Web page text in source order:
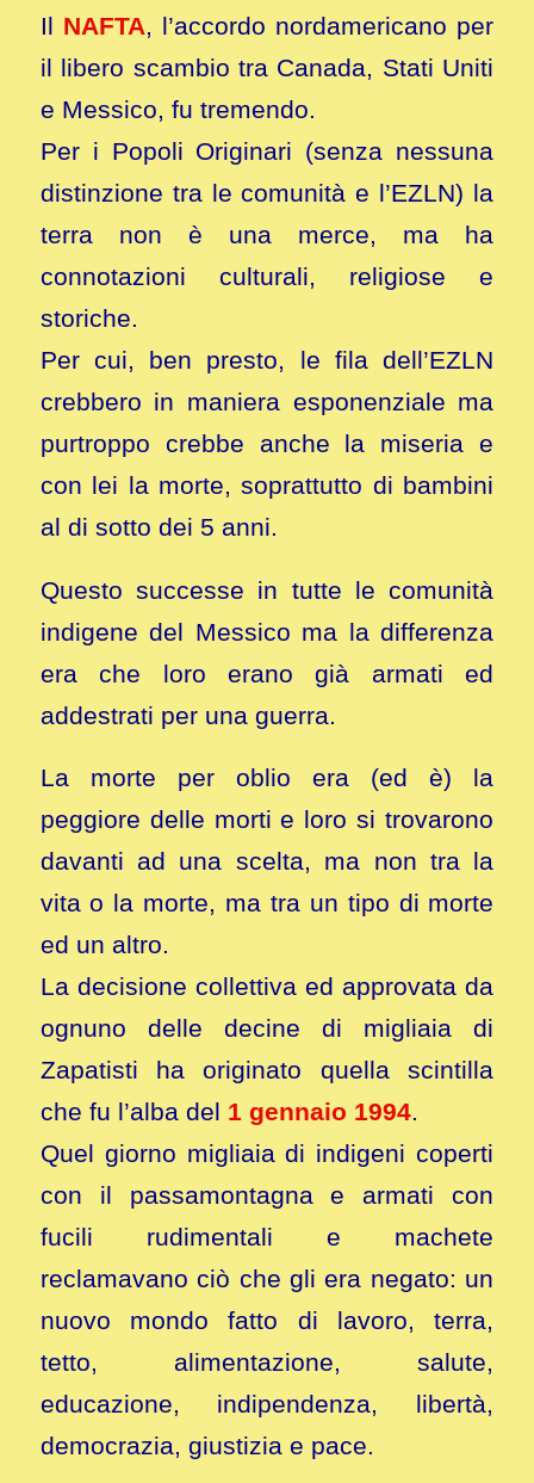
Il NAFTA, l’accordo nordamericano per
il libero scambio tra Canada, Stati Uniti
e Messico, fu tremendo.
Per i Popoli Originari (senza nessuna
distinzione tra le comunità e l’EZLN) la
terra non è una merce, ma ha
connotazioni culturali, religiose e
storiche.
Per cui, ben presto, le fila dell’EZLN
crebbero in maniera esponenziale ma
purtroppo crebbe anche la miseria e
con lei la morte, soprattutto di bambini
al di sotto dei 5 anni.
Questo successe in tutte le comunità
indigene del Messico ma la differenza
era che loro erano già armati ed
addestrati per una guerra.
La morte per oblio era (ed è) la
peggiore delle morti e loro si trovarono
davanti ad una scelta, ma non tra la
vita o la morte, ma tra un tipo di morte
ed un altro.
La decisione collettiva ed approvata da
ognuno delle decine di migliaia di
Zapatisti ha originato quella scintilla
che fu l’alba del 1 gennaio 1994.
Quel giorno migliaia di indigeni coperti
con il passamontagna e armati con
fucili rudimentali e machete
reclamavano ciò che gli era negato: un
nuovo mondo fatto di lavoro, terra,
tetto, alimentazione, salute,
educazione, indipendenza, libertà,
democrazia, giustizia e pace.